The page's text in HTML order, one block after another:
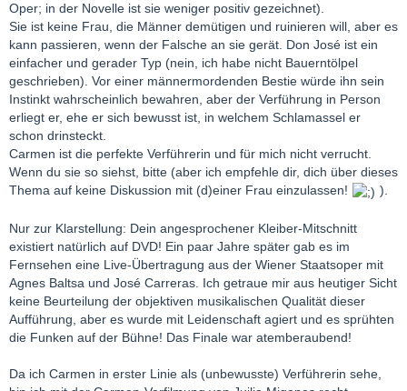
Oper; in der Novelle ist sie weniger positiv gezeichnet).
Sie ist keine Frau, die Männer demütigen und ruinieren will, aber es
kann passieren, wenn der Falsche an sie gerät. Don José ist ein
einfacher und gerader Typ (nein, ich habe nicht Bauerntölpel
geschrieben). Vor einer männermordenden Bestie würde ihn sein
Instinkt wahrscheinlich bewahren, aber der Verführung in Person
erliegt er, ehe er sich bewusst ist, in welchem Schlamassel er
schon drinsteckt.
Carmen ist die perfekte Verführerin und für mich nicht verrucht.
Wenn du sie so siehst, bitte (aber ich empfehle dir, dich über dieses
Thema auf keine Diskussion mit (d)einer Frau einzulassen!
).
Nur zur Klarstellung: Dein angesprochener Kleiber-Mitschnitt
existiert natürlich auf DVD! Ein paar Jahre später gab es im
Fernsehen eine Live-Übertragung aus der Wiener Staatsoper mit
Agnes Baltsa und José Carreras. Ich getraue mir aus heutiger Sicht
keine Beurteilung der objektiven musikalischen Qualität dieser
Aufführung, aber es wurde mit Leidenschaft agiert und es sprühten
die Funken auf der Bühne! Das Finale war atemberaubend!
Da ich Carmen in erster Linie als (unbewusste) Verführerin sehe,